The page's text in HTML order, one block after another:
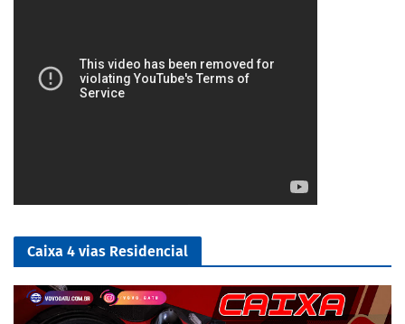
Caixa 4 vias Residencial